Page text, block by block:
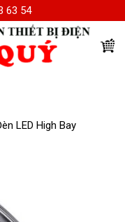
63 54
LED High Bay